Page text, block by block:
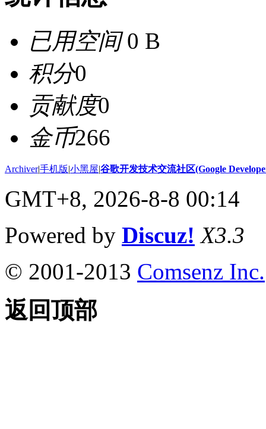
已用空间0 B
积分0
贡献度0
金币266
Archiver|手机版|小黑屋|谷歌开发技术交流社区(Google
GMT+8, 2026-8-8 00:14
Powered by Discuz! X3.3
© 2001-2013 Comsenz Inc.
返回顶部